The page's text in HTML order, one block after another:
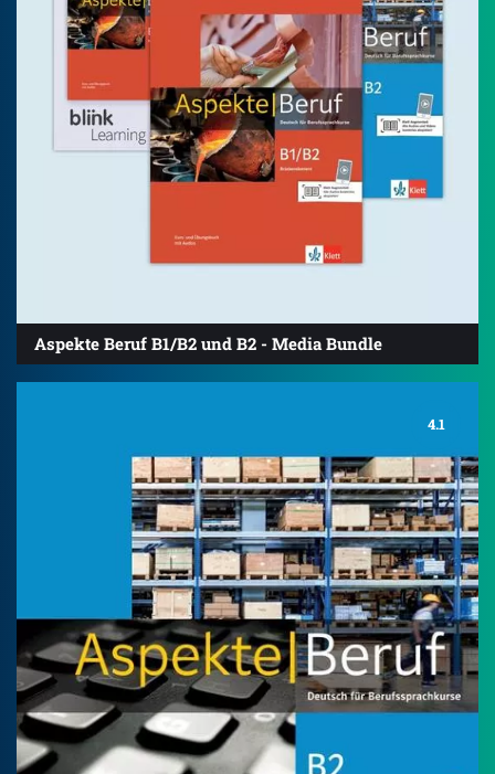
Aspekte Beruf B1/B2 und B2 - Media Bundle
4.1